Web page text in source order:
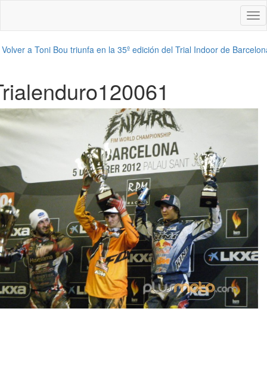
Volver a Toni Bou triunfa en la 35º edición del Trial Indoor de